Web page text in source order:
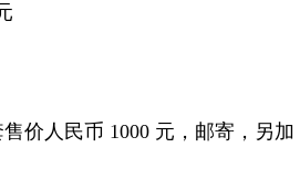
价人民币 1000 元，邮寄，另